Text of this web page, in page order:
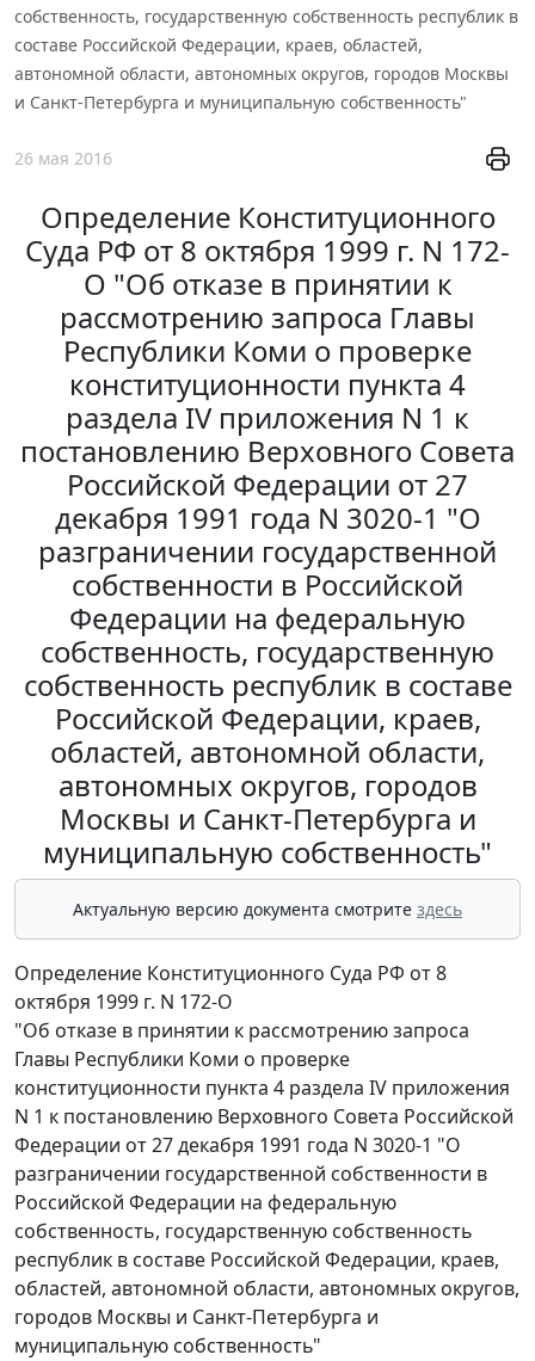
собственность, государственную собственность республик в
составе Российской Федерации, краев, областей,
автономной области, автономных округов, городов Москвы
и Санкт-Петербурга и муниципальную собственность"
26 мая 2016
Определение Конституционного
Суда РФ от 8 октября 1999 г. N 172-
О "Об отказе в принятии к
рассмотрению запроса Главы
Республики Коми о проверке
конституционности пункта 4
раздела IV приложения N 1 к
постановлению Верховного Совета
Российской Федерации от 27
декабря 1991 года N 3020-1 "О
разграничении государственной
собственности в Российской
Федерации на федеральную
собственность, государственную
собственность республик в составе
Российской Федерации, краев,
областей, автономной области,
автономных округов, городов
Москвы и Санкт-Петербурга и
муниципальную собственность"
Актуальную версию документа смотрите здесь
Определение Конституционного Суда РФ от 8
октября 1999 г. N 172-О
"Об отказе в принятии к рассмотрению запроса
Главы Республики Коми о проверке
конституционности пункта 4 раздела IV приложения
N 1 к постановлению Верховного Совета Российской
Федерации от 27 декабря 1991 года N 3020-1 "О
разграничении государственной собственности в
Российской Федерации на федеральную
собственность, государственную собственность
республик в составе Российской Федерации, краев,
областей, автономной области, автономных округов,
городов Москвы и Санкт-Петербурга и
муниципальную собственность"